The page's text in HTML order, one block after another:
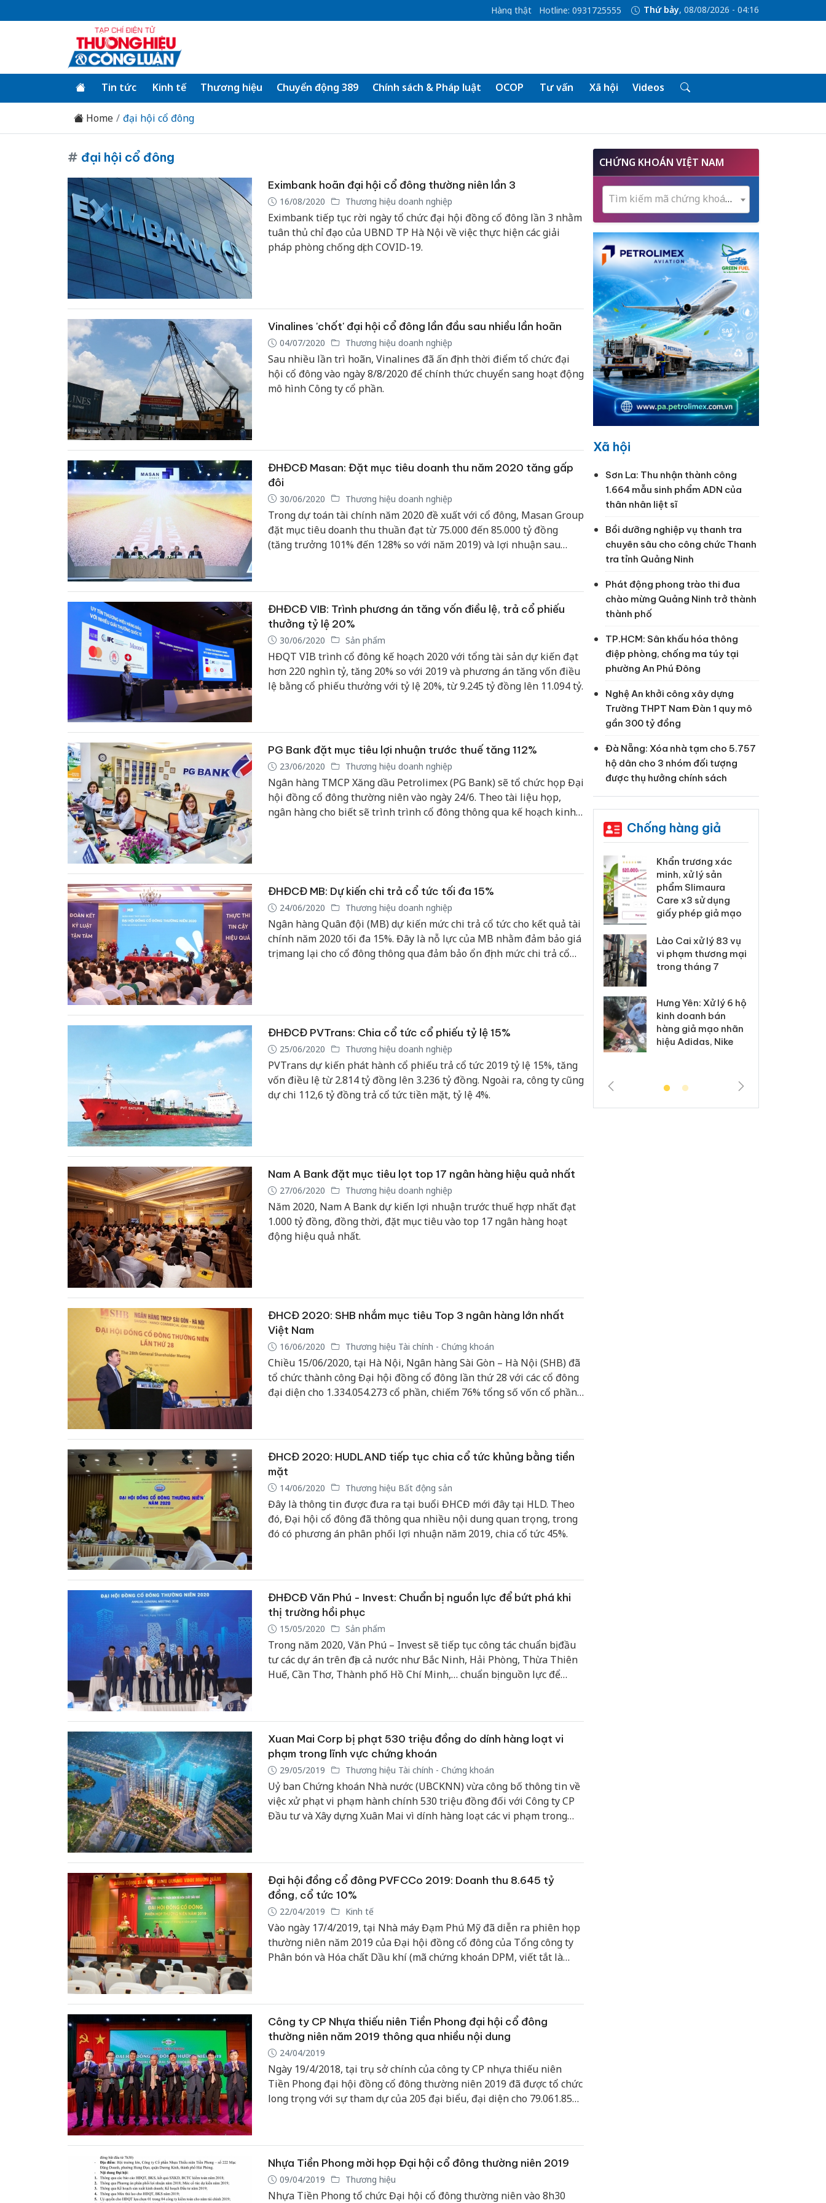
Hàng thật Hotline: 0931725555 Thứ bảy, 08/08/2026 - 04:16
Tin tức Kinh tế Thương hiệu Chuyển động 389 Chính sách & Pháp luật OCOP Tư vấn Xã hội Videos
Home đại hội cổ đông
# đại hội cổ đông
Eximbank hoãn đại hội cổ đông thường niên lần 3
16/08/2020 Thương hiệu doanh nghiệp
Eximbank tiếp tục rời ngày tổ chức đại hội đồng cổ đông lần 3 nhằm
tuân thủ chỉ đạo của UBND TP Hà Nội về việc thực hiện các giải
pháp phòng chống dịch COVID-19.
Vinalines 'chốt' đại hội cổ đông lần đầu sau nhiều lần hoãn
04/07/2020 Thương hiệu doanh nghiệp
Sau nhiều lần trì hoãn, Vinalines đã ấn định thời điểm tổ chức đại
hội cổ đông vào ngày 8/8/2020 để chính thức chuyển sang hoạt động
mô hình Công ty cổ phần.
ĐHĐCĐ Masan: Đặt mục tiêu doanh thu năm 2020 tăng gấp
đôi
30/06/2020 Thương hiệu doanh nghiệp
Trong dự toán tài chính năm 2020 đề xuất với cổ đông, Masan Group
đặt mục tiêu doanh thu thuần đạt từ 75.000 đến 85.000 tỷ đồng
(tăng trưởng 101% đến 128% so với năm 2019) và lợi nhuận sau
ĐHĐCĐ VIB: Trình phương án tăng vốn điều lệ, trả cổ phiếu
thưởng tỷ lệ 20%
30/06/2020 Sản phẩm
HĐQT VIB trình cổ đông kế hoạch 2020 với tổng tài sản dự kiến đạt
hơn 220 nghìn tỷ, tăng 20% so với 2019 và phương án tăng vốn điều
lệ bằng cổ phiếu thưởng với tỷ lệ 20%, từ 9.245 tỷ đồng lên 11.094 tỷ.
PG Bank đặt mục tiêu lợi nhuận trước thuế tăng 112%
23/06/2020 Thương hiệu doanh nghiệp
Ngân hàng TMCP Xăng dầu Petrolimex (PG Bank) sẽ tổ chức họp Đại
hội đồng cổ đông thường niên vào ngày 24/6. Theo tài liệu họp,
ngân hàng cho biết sẽ trình trình cổ đông thông qua kế hoạch kinh
ĐHĐCĐ MB: Dự kiến chi trả cổ tức tối đa 15%
24/06/2020 Thương hiệu doanh nghiệp
Ngân hàng Quân đội (MB) dự kiến mức chi trả cổ tức cho kết quả tài
chính năm 2020 tối đa 15%. Đây là nỗ lực của MB nhằm đảm bảo giá
trị mang lại cho cổ đông thông qua đảm bảo ổn định mức chi trả cổ
ĐHĐCĐ PVTrans: Chia cổ tức cổ phiếu tỷ lệ 15%
25/06/2020 Thương hiệu doanh nghiệp
PVTrans dự kiến phát hành cổ phiếu trả cổ tức 2019 tỷ lệ 15%, tăng
vốn điều lệ từ 2.814 tỷ đồng lên 3.236 tỷ đồng. Ngoài ra, công ty cũng
dự chi 112,6 tỷ đồng trả cổ tức tiền mặt, tỷ lệ 4%.
Nam A Bank đặt mục tiêu lọt top 17 ngân hàng hiệu quả nhất
27/06/2020 Thương hiệu doanh nghiệp
Năm 2020, Nam A Bank dự kiến lợi nhuận trước thuế hợp nhất đạt
1.000 tỷ đồng, đồng thời, đặt mục tiêu vào top 17 ngân hàng hoạt
động hiệu quả nhất.
ĐHCĐ 2020: SHB nhắm mục tiêu Top 3 ngân hàng lớn nhất
Việt Nam
16/06/2020 Thương hiệu Tài chính - Chứng khoán
Chiều 15/06/2020, tại Hà Nội, Ngân hàng Sài Gòn – Hà Nội (SHB) đã
tổ chức thành công Đại hội đồng cổ đông lần thứ 28 với các cổ đông
đại diện cho 1.334.054.273 cổ phần, chiếm 76% tổng số vốn cổ phần
ĐHCĐ 2020: HUDLAND tiếp tục chia cổ tức khủng bằng tiền
mặt
14/06/2020 Thương hiệu Bất động sản
Đây là thông tin được đưa ra tại buổi ĐHCĐ mới đây tại HLD. Theo
đó, Đại hội cổ đông đã thông qua nhiều nội dung quan trọng, trong
đó có phương án phân phối lợi nhuận năm 2019, chia cổ tức 45%.
ĐHĐCĐ Văn Phú - Invest: Chuẩn bị nguồn lực để bứt phá khi
thị trường hồi phục
15/05/2020 Sản phẩm
Trong năm 2020, Văn Phú – Invest sẽ tiếp tục công tác chuẩn bị đầu
tư các dự án trên địa cả nước như Bắc Ninh, Hải Phòng, Thừa Thiên
Huế, Cần Thơ, Thành phố Hồ Chí Minh,… chuẩn bị nguồn lực để
Xuan Mai Corp bị phạt 530 triệu đồng do dính hàng loạt vi
phạm trong lĩnh vực chứng khoán
29/05/2019 Thương hiệu Tài chính - Chứng khoán
Uỷ ban Chứng khoán Nhà nước (UBCKNN) vừa công bố thông tin về
việc xử phạt vi phạm hành chính 530 triệu đồng đối với Công ty CP
Đầu tư và Xây dựng Xuân Mai vì dính hàng loạt các vi phạm trong
Đại hội đồng cổ đông PVFCCo 2019: Doanh thu 8.645 tỷ
đồng, cổ tức 10%
22/04/2019 Kinh tế
Vào ngày 17/4/2019, tại Nhà máy Đạm Phú Mỹ đã diễn ra phiên họp
thường niên năm 2019 của Đại hội đồng cổ đông của Tổng công ty
Phân bón và Hóa chất Dầu khí (mã chứng khoán DPM, viết tắt là
Công ty CP Nhựa thiếu niên Tiền Phong đại hội cổ đông
thường niên năm 2019 thông qua nhiều nội dung
24/04/2019
Ngày 19/4/2018, tại trụ sở chính của công ty CP nhựa thiếu niên
Tiền Phong đại hội đồng cổ đông thường niên 2019 đã được tổ chức
long trọng với sự tham dự của 205 đại biểu, đại diện cho 79.061.857
đó mục tiêu doanh thu của năm 2019 đặt ra là 5000 tỷ đồng, tỉ lệ
tăng trưởng dự kiến 10% so với 2018, sản lượng bán hàng đạt
99,250 tấn lợi nhuận trước thuế năm 2019 dự kiến là 425 tỷ đồng.
Nhựa Tiền Phong mời họp Đại hội cổ đông thường niên 2019
09/04/2019 Thương hiệu
Nhựa Tiền Phong tổ chức Đại hội cổ đông thường niên vào 8h30
CHỨNG KHOÁN VIỆT NAM
Tìm kiếm mã chứng khoán...
Xã hội
Sơn La: Thu nhận thành công
1.664 mẫu sinh phẩm ADN của
thân nhân liệt sĩ
Bồi dưỡng nghiệp vụ thanh tra
chuyên sâu cho công chức Thanh
tra tỉnh Quảng Ninh
Phát động phong trào thi đua
chào mừng Quảng Ninh trở thành
thành phố
TP.HCM: Sân khấu hóa thông
điệp phòng, chống ma túy tại
phường An Phú Đông
Nghệ An khởi công xây dựng
Trường THPT Nam Đàn 1 quy mô
gần 300 tỷ đồng
Đà Nẵng: Xóa nhà tạm cho 5.757
hộ dân cho 3 nhóm đối tượng
được thụ hưởng chính sách
Chống hàng giả
công khai hàng
doanh
Công an Thanh Hóa
Thanh Hóa: Tìm bị
Moyuum giả
Khẩn trương xác
minh, xử lý sản
phẩm Slimaura
Care x3 sử dụng
giấy phép giả mạo
Lào Cai xử lý 83 vụ
vi phạm thương mại
trong tháng 7
Hưng Yên: Xử lý 6 hộ
kinh doanh bán
hàng giả mạo nhãn
hiệu Adidas, Nike